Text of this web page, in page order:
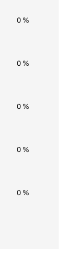
0 %
0 %
0 %
0 %
0 %